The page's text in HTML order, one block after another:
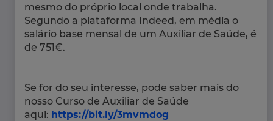
mesmo do próprio local onde trabalha.
Segundo a plataforma Indeed, em média o
salário base mensal de um Auxiliar de Saúde, é
de 751€.
Se for do seu interesse, pode saber mais do
nosso Curso de Auxiliar de Saúde
aqui: https://bit.ly/3mvmdog